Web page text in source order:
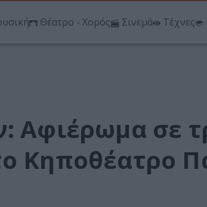
Θέατρο - Χορός Σινεμά Τέχνες
Αφιέρωμα σε
Κηποθέατρο